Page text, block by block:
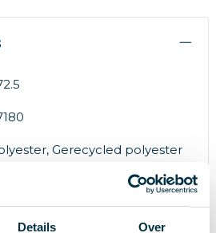
Details Over
Gerecycled polyester